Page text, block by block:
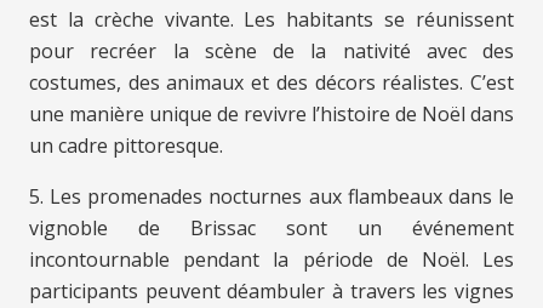
est la crèche vivante. Les habitants se réunissent
pour recréer la scène de la nativité avec des
costumes, des animaux et des décors réalistes. C’est
une manière unique de revivre l’histoire de Noël dans
un cadre pittoresque.
5. Les promenades nocturnes aux flambeaux dans le
vignoble de Brissac sont un événement
incontournable pendant la période de Noël. Les
participants peuvent déambuler à travers les vignes